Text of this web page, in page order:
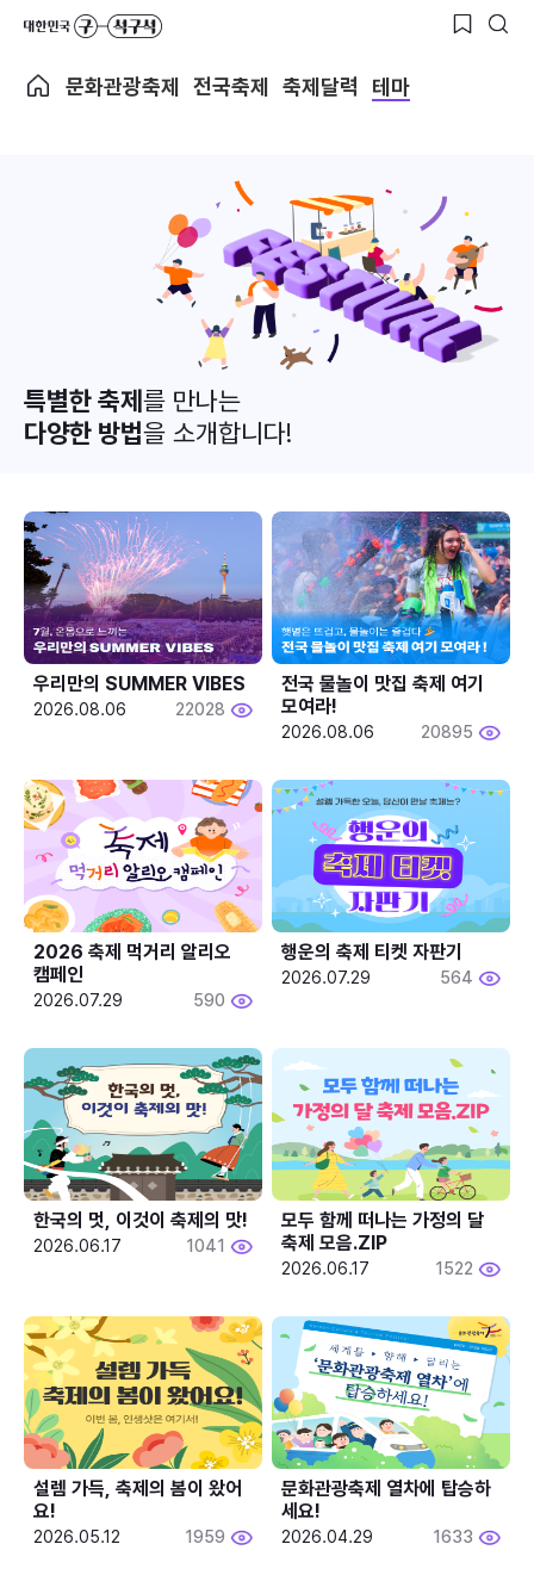
문화관광축제 전국축제 축제달력 테마
특별한 축제를 만나는
다양한 방법을 소개합니다!
우리만의 SUMMER VIBES
2026.08.06 22028
전국 물놀이 맛집 축제 여기
모여라!
2026.08.06 20895
2026 축제 먹거리 알리오
캠페인
2026.07.29 590
행운의 축제 티켓 자판기
2026.07.29 564
한국의 멋, 이것이 축제의 맛!
2026.06.17 1041
모두 함께 떠나는 가정의 달
축제 모음.ZIP
2026.06.17 1522
설렘 가득, 축제의 봄이 왔어
요!
2026.05.12 1959
문화관광축제 열차에 탑승하
세요!
2026.04.29 1633